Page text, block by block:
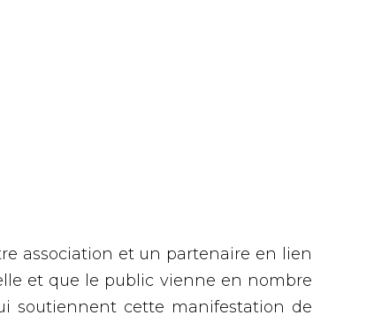
association et un partenaire en lien
et que le public vienne en nombre
soutiennent cette manifestation de